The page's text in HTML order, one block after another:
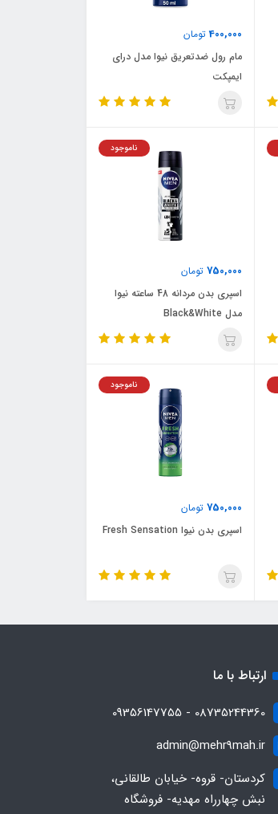
400,000تومان
مام رول ضدتعریق نیوا مدل درای
ایمپکت
750,000 تومان
ناموجود
اسپری بدن مردانه 48 ساعته نیوا
مدل Black&White
750,000 تومان
ناموجود
اسپری بدن نیوا Fresh Sensation
ارتباط با ما
08735244360 - 09356147755
admin@mehr9mah.ir
کردستان- قروه- خیابان طالقانی،
نبش چهارراه مهدیه- فروشگاه